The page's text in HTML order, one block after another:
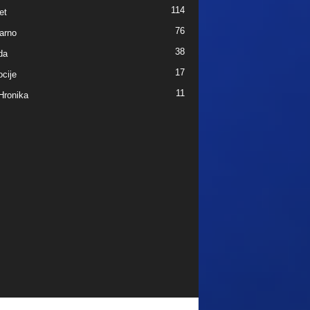
114
76
38
17
11